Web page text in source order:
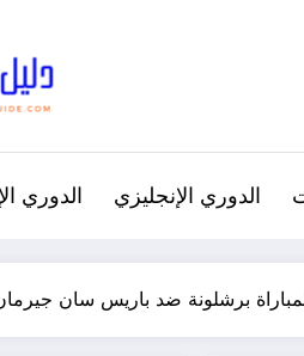
الدوري الإنجليزي الدوري
برشلونة ضد باريس سان جيرمان